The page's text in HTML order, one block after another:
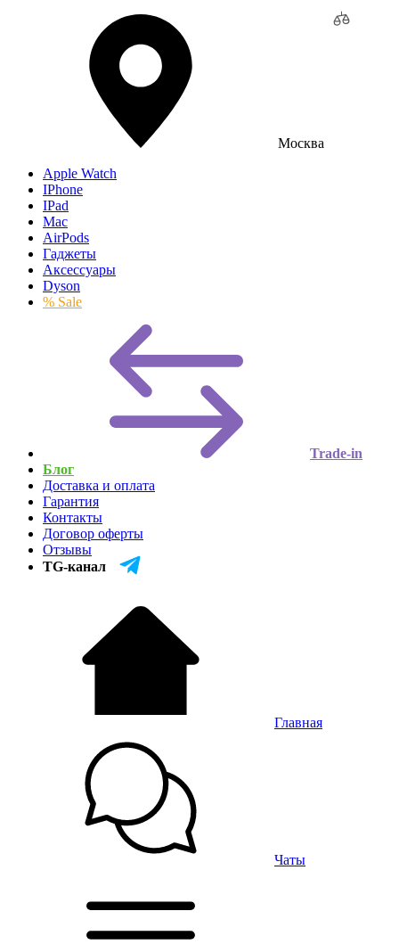
Москва
Apple Watch
IPhone
IPad
Mac
AirPods
Гаджеты
Аксессуары
Dyson
% Sale
Trade-in
Блог
Доставка и оплата
Гарантия
Контакты
Договор оферты
Отзывы
TG-канал
Главная
Чаты